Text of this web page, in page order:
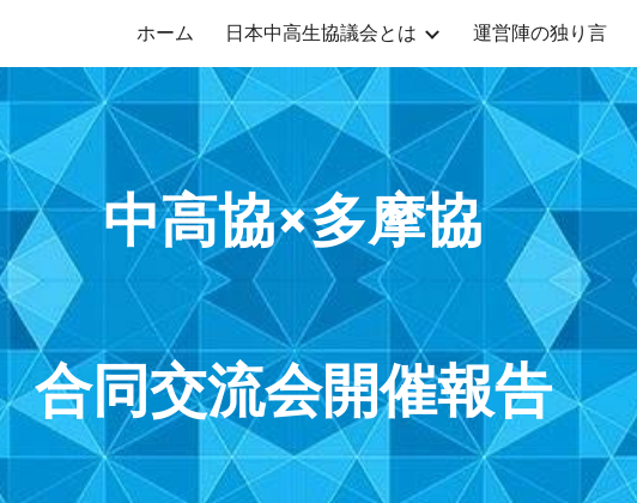
Skip to main content Skip to navigation
ホーム 日本中高生協議会とは 運営陣の独り言
中高協×多摩協
合同交流会開催報告